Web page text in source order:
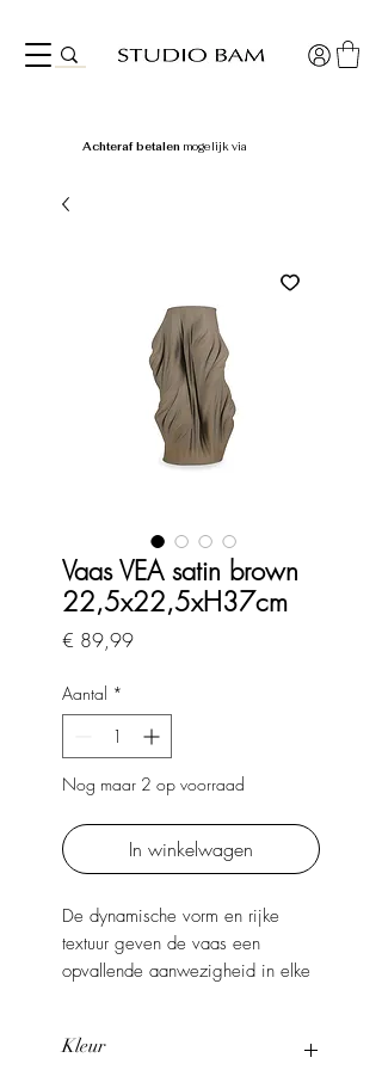
Achteraf betalen mogelijk via
Vaas VEA satin brown
22,5x22,5xH37cm
€ 89,99Prijs
Aantal *
Nog maar 2 op voorraad
In winkelwagen
De dynamische vorm en rijke
textuur geven de vaas een
opvallende aanwezigheid in elke
functioneert net zo goed als een
Kleur